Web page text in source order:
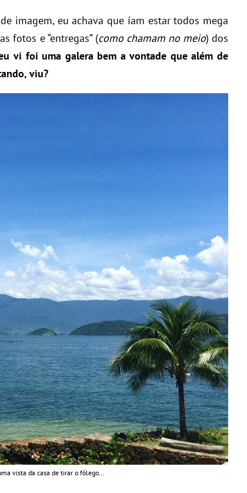
imagem, eu achava que íam estar todos mega
fotos e “entregas” (como chamam no meio) dos
vi foi uma galera bem a vontade que além de
viu?
vista da casa de tirar o fôlego…